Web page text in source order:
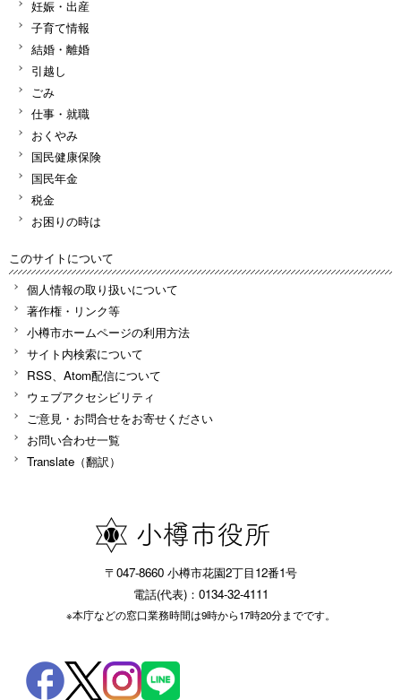
妊娠・出産
子育て情報
結婚・離婚
引越し
ごみ
仕事・就職
おくやみ
国民健康保険
国民年金
税金
お困りの時は
このサイトについて
個人情報の取り扱いについて
著作権・リンク等
小樽市ホームページの利用方法
サイト内検索について
RSS、Atom配信について
ウェブアクセシビリティ
ご意見・お問合せをお寄せください
お問い合わせ一覧
Translate（翻訳）
〒047-8660 小樽市花園2丁目12番1号
電話(代表)：0134-32-4111
※本庁などの窓口業務時間は9時から17時20分までです。